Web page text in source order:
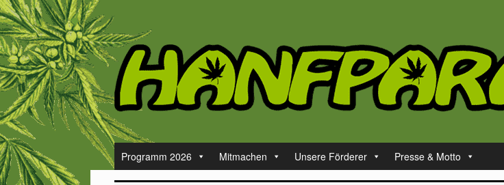
Zum
Inhalt
springen
Programm 2026 Mitmachen Unsere Förderer Presse & Motto